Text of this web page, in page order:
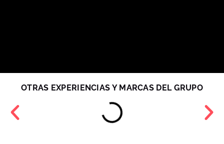
OTRAS EXPERIENCIAS Y MARCAS DEL GRUPO